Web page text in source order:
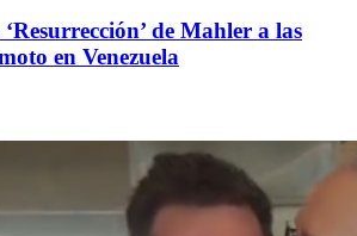
de Mahler a las
en Venezuela